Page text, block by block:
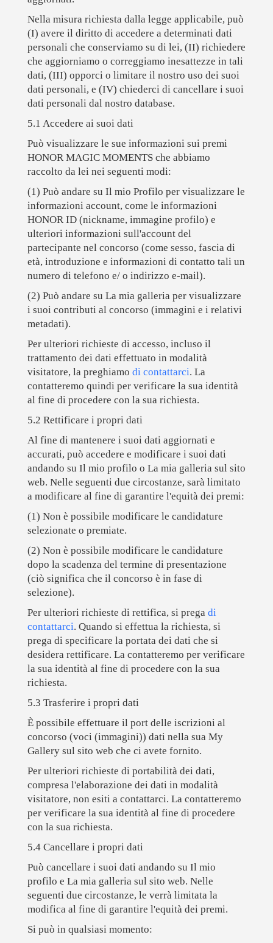
Nella misura richiesta dalla legge applicabile, può
(I) avere il diritto di accedere a determinati dati
personali che conserviamo su di lei, (II) richiedere
che aggiorniamo o correggiamo inesattezze in tali
dati, (III) opporci o limitare il nostro uso dei suoi
dati personali, e (IV) chiederci di cancellare i suoi
dati personali dal nostro database.
5.1 Accedere ai suoi dati
Può visualizzare le sue informazioni sui premi
HONOR MAGIC MOMENTS che abbiamo
raccolto da lei nei seguenti modi:
(1) Può andare su Il mio Profilo per visualizzare le
informazioni account, come le informazioni
HONOR ID (nickname, immagine profilo) e
ulteriori informazioni sull'account del
partecipante nel concorso (come sesso, fascia di
età, introduzione e informazioni di contatto tali un
numero di telefono e/ o indirizzo e-mail).
(2) Può andare su La mia galleria per visualizzare
i suoi contributi al concorso (immagini e i relativi
metadati).
Per ulteriori richieste di accesso, incluso il
trattamento dei dati effettuato in modalità
visitatore, la preghiamo di contattarci. La
contatteremo quindi per verificare la sua identità
al fine di procedere con la sua richiesta.
5.2 Rettificare i propri dati
Al fine di mantenere i suoi dati aggiornati e
accurati, può accedere e modificare i suoi dati
andando su Il mio profilo o La mia galleria sul sito
web. Nelle seguenti due circostanze, sarà limitato
a modificare al fine di garantire l'equità dei premi:
(1) Non è possibile modificare le candidature
selezionate o premiate.
(2) Non è possibile modificare le candidature
dopo la scadenza del termine di presentazione
(ciò significa che il concorso è in fase di
selezione).
Per ulteriori richieste di rettifica, si prega di
contattarci. Quando si effettua la richiesta, si
prega di specificare la portata dei dati che si
desidera rettificare. La contatteremo per verificare
la sua identità al fine di procedere con la sua
richiesta.
5.3 Trasferire i propri dati
È possibile effettuare il port delle iscrizioni al
concorso (voci (immagini)) dati nella sua My
Gallery sul sito web che ci avete fornito.
Per ulteriori richieste di portabilità dei dati,
compresa l'elaborazione dei dati in modalità
visitatore, non esiti a contattarci. La contatteremo
per verificare la sua identità al fine di procedere
con la sua richiesta.
5.4 Cancellare i propri dati
Può cancellare i suoi dati andando su Il mio
profilo e La mia galleria sul sito web. Nelle
seguenti due circostanze, le verrà limitata la
modifica al fine di garantire l'equità dei premi.
Si può in qualsiasi momento: